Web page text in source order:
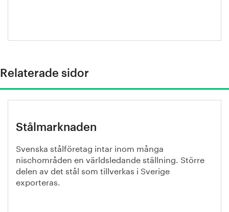
Relaterade sidor
Stålmarknaden
Svenska stålföretag intar inom många
nischområden en världsledande ställning. Större
delen av det stål som tillverkas i Sverige
exporteras.